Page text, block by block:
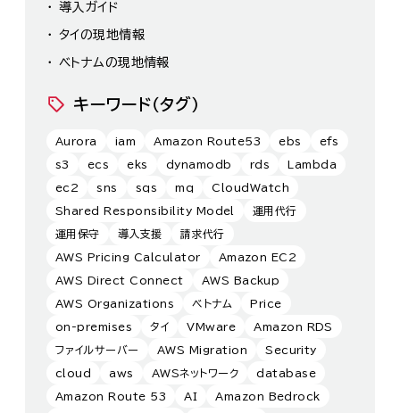
導入ガイド
タイの現地情報
ベトナムの現地情報
キーワード（タグ）
Aurora iam Amazon Route53 ebs efs
s3 ecs eks dynamodb rds Lambda
ec2 sns sqs mq CloudWatch
Shared Responsibility Model 運用代行
運用保守 導入支援 請求代行
AWS Pricing Calculator Amazon EC2
AWS Direct Connect AWS Backup
AWS Organizations ベトナム Price
on-premises タイ VMware Amazon RDS
ファイルサーバー AWS Migration Security
cloud aws AWSネットワーク database
Amazon Route 53 AI Amazon Bedrock